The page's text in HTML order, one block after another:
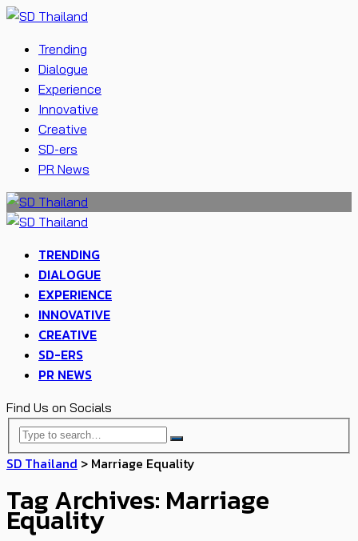
Trending
Dialogue
Experience
Innovative
Creative
SD-ers
PR News
TRENDING
DIALOGUE
EXPERIENCE
INNOVATIVE
CREATIVE
SD-ERS
PR NEWS
Find Us on Socials
SD Thailand > Marriage Equality
Tag Archives: Marriage
Equality